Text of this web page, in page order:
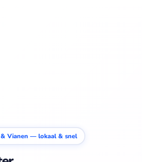
Vianen — lokaal & snel